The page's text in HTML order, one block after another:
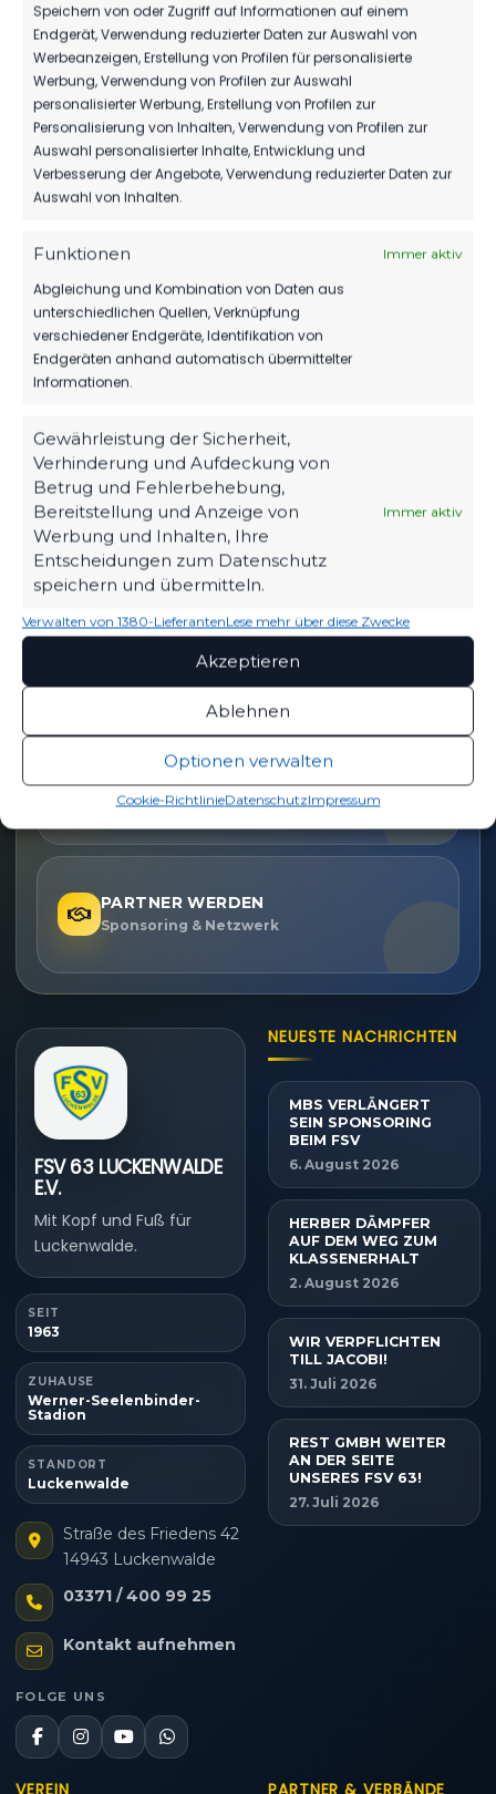
Speichern von oder Zugriff auf Informationen auf einem
Endgerät, Verwendung reduzierter Daten zur Auswahl von
Werbeanzeigen, Erstellung von Profilen für personalisierte
Werbung, Verwendung von Profilen zur Auswahl
personalisierter Werbung, Erstellung von Profilen zur
Personalisierung von Inhalten, Verwendung von Profilen zur
Auswahl personalisierter Inhalte, Entwicklung und
Verbesserung der Angebote, Verwendung reduzierter Daten zur
Auswahl von Inhalten.
Funktionen Immer aktiv
Abgleichung und Kombination von Daten aus
unterschiedlichen Quellen, Verknüpfung
verschiedener Endgeräte, Identifikation von
Endgeräten anhand automatisch übermittelter
Informationen.
Gewährleistung der Sicherheit,
Verhinderung und Aufdeckung von
Betrug und Fehlerbehebung,
Bereitstellung und Anzeige von
Werbung und Inhalten, Ihre
Entscheidungen zum Datenschutz
speichern und übermitteln.
Immer aktiv
Verwalten von 1380-LieferantenLese mehr über diese Zwecke
Akzeptieren
Ablehnen
Optionen verwalten
Cookie-RichtlinieDatenschutzImpressum
1.MÄNNER
TROTZ VERDIENTER NIEDERLAGE GEGEN
DEN MEISTER VERHALTENER OPTIMISMUS
26. Juli 2026 301
OFFIZIELLE VEREINSSEITE
DEIN HEIMSPIEL. DEIN FSV.
Tickets, Spielplan, News und Vereinsinfos – alles
kompakt auf einen Blick.
Eintrittspreise & Spieltag
SPIELPLAN
Nächste Partien ansehen
PARTNER WERDEN
Sponsoring & Netzwerk
FSV 63 LUCKENWALDE
E.V.
Mit Kopf und Fuß für
Luckenwalde.
SEIT
1963
ZUHAUSE
Werner-Seelenbinder-
Stadion
STANDORT
Luckenwalde
Straße des Friedens 42
14943 Luckenwalde
03371 / 400 99 25
Kontakt aufnehmen
FOLGE UNS
NEUESTE NACHRICHTEN
MBS VERLÄNGERT
SEIN SPONSORING
BEIM FSV
6. August 2026
HERBER DÄMPFER
AUF DEM WEG ZUM
KLASSENERHALT
2. August 2026
WIR VERPFLICHTEN
TILL JACOBI!
31. Juli 2026
REST GMBH WEITER
AN DER SEITE
UNSERES FSV 63!
27. Juli 2026
VEREIN PARTNER & VERBÄNDE